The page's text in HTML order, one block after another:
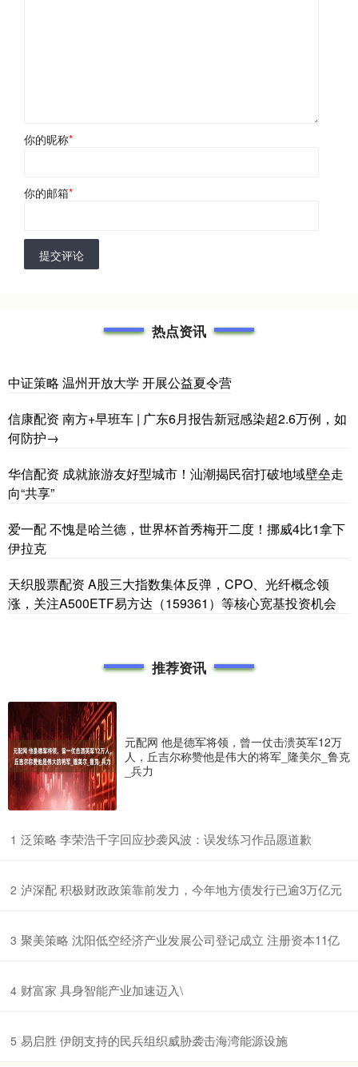
你的昵称*
你的邮箱*
提交评论
热点资讯
中证策略 温州开放大学 开展公益夏令营
信康配资 南方+早班车 | 广东6月报告新冠感染超2.6万例，如
何防护→
华信配资 成就旅游友好型城市！汕潮揭民宿打破地域壁垒走
向“共享”
爱一配 不愧是哈兰德，世界杯首秀梅开二度！挪威4比1拿下
伊拉克
天织股票配资 A股三大指数集体反弹，CPO、光纤概念领
涨，关注A500ETF易方达（159361）等核心宽基投资机会
推荐资讯
元配网 他是德军将领，曾一仗击溃英军12万
人，丘吉尔称赞他是伟大的将军_隆美尔_鲁克
_兵力
1 ​泛策略 李荣浩千字回应抄袭风波：误发练习作品愿道歉
2 ​泸深配 积极财政政策靠前发力，今年地方债发行已逾3万亿元
3 ​聚美策略 沈阳低空经济产业发展公司登记成立 注册资本11亿
4 ​财富家 具身智能产业加速迈入\
5 ​易启胜 伊朗支持的民兵组织威胁袭击海湾能源设施